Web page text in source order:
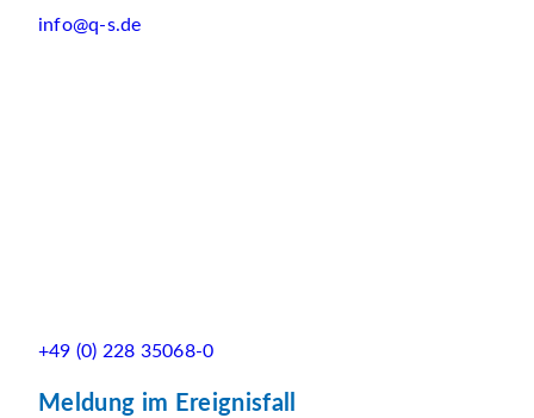
info@q-s.de
+49 (0) 228 35068-0
Meldung im Ereignisfall